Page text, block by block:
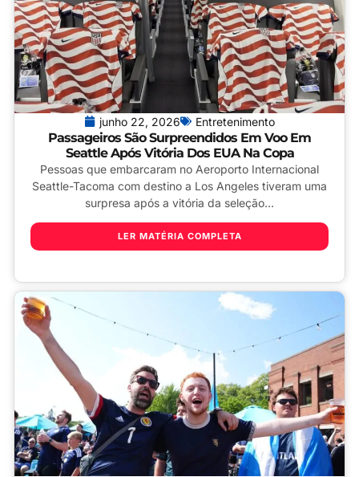
junho 22, 2026 Entretenimento
Passageiros São Surpreendidos Em Voo Em
Seattle Após Vitória Dos EUA Na Copa
Pessoas que embarcaram no Aeroporto Internacional
Seattle-Tacoma com destino a Los Angeles tiveram uma
surpresa após a vitória da seleção...
LER MATÉRIA COMPLETA